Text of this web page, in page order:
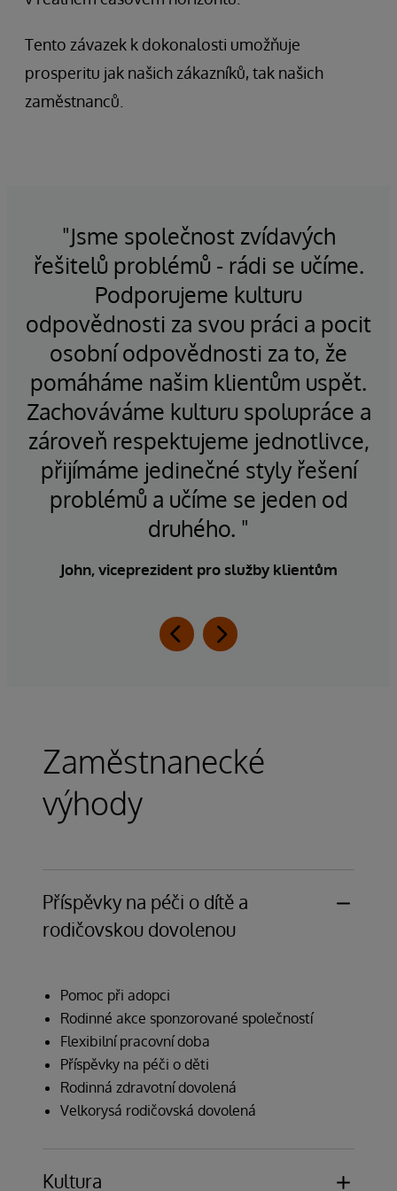
Tento závazek k dokonalosti umožňuje
prosperitu jak našich zákazníků, tak našich
zaměstnanců.
"Jsme společnost zvídavých
řešitelů problémů - rádi se učíme.
Podporujeme kulturu
odpovědnosti za svou práci a pocit
osobní odpovědnosti za to, že
pomáháme našim klientům uspět.
Zachováváme kulturu spolupráce a
zároveň respektujeme jednotlivce,
přijímáme jedinečné styly řešení
problémů a učíme se jeden od
druhého. "
John, viceprezident pro služby klientům
Zaměstnanecké
výhody
Příspěvky na péči o dítě a
rodičovskou dovolenou
Pomoc při adopci
Rodinné akce sponzorované společností
Flexibilní pracovní doba
Příspěvky na péči o děti
Rodinná zdravotní dovolená
Velkorysá rodičovská dovolená
Kultura